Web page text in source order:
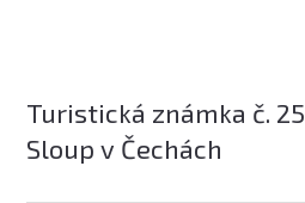
Turistická známka č.
Sloup v Čechách